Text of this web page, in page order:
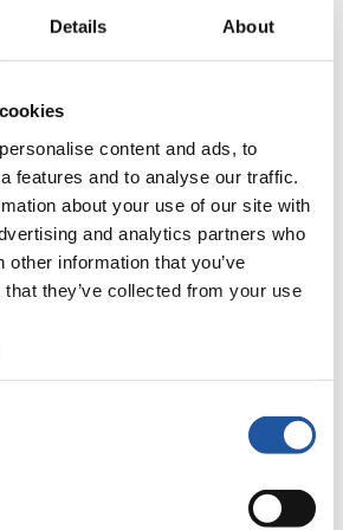
Details About
content and ads, to
features and to analyse our traffic.
about your use of our site with
and analytics partners who
other information that you’ve
they’ve collected from your use
RodelnLive Streaming Alpin
Medienvertreter
für Presse- und Medienvertreter. Sie
und Informationen zu
können Sie Ihre Medienakkreditierung